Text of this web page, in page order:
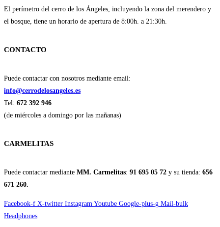
El perímetro del cerro de los Ángeles, incluyendo la zona del merendero y
el bosque, tiene un horario de apertura de 8:00h. a 21:30h.
CONTACTO
Puede contactar con nosotros mediante email:
info@cerrodelosangeles.es
Tel: 672 392 946
(de miércoles a domingo por las mañanas)
CARMELITAS
Puede contactar mediante MM. Carmelitas: 91 695 05 72 y su tienda: 656
671 260.
Facebook-f X-twitter Instagram Youtube Google-plus-g Mail-bulk
Headphones